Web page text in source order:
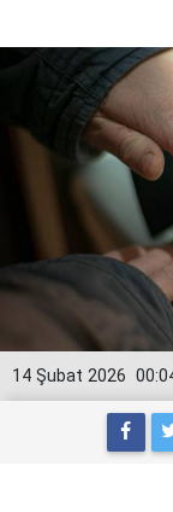
14 Şubat 2026